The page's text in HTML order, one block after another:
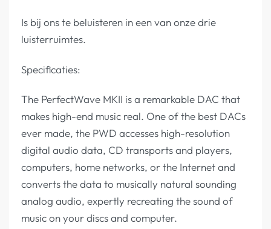
Is bij ons te beluisteren in een van onze drie
luisterruimtes.
Specificaties:
The PerfectWave MKII is a remarkable DAC that
makes high-end music real. One of the best DACs
ever made, the PWD accesses high-resolution
digital audio data, CD transports and players,
computers, home networks, or the Internet and
converts the data to musically natural sounding
analog audio, expertly recreating the sound of
music on your discs and computer.